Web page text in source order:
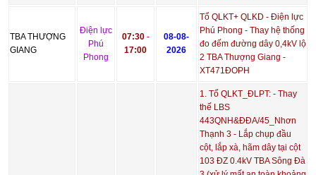
TBA THƯỢNG
GIANG
Điện lực
Phú
Phong
07:30-
17:00
08-08-
2026
Tổ QLKT+ QLKD - Điện lực
Phú Phong - Thay hệ thống
đo đếm đường dây 0,4kV lộ
2 TBA Thượng Giang -
XT471ĐOPH
1. Tổ QLKT_ĐLPT: - Thay
thế LBS
443QNH&ĐĐA/45_Nhơn
Thạnh 3 - Lắp chụp đầu
cột, lắp xà, hãm dây tại cột
103 ĐZ 0.4kV TBA Sông Đà